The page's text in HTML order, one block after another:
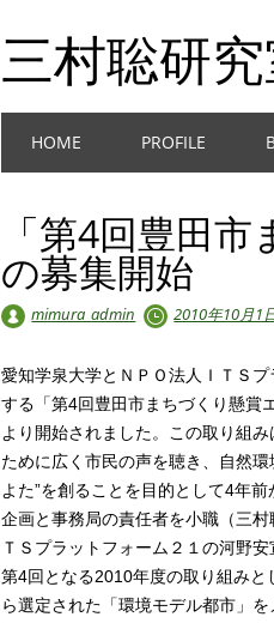
三村聡研
Main menu
HOME PROFILE
「第4回豊田
の募集開始
mimura_admin 2010年10月1
愛知学泉大学とＮＰＯ法人ＩＴＳ
する「第4回豊田市まちづくり懸賞
より開始されました。この取り組
ために広く市民の声を聴き、自然環
よた”を創ることを目的として4年前
企画と事務局の責任者を小職（三村
ＴＳプラットフォーム２１の河野安
第4回となる2010年度の取り組み
ら選定された「環境モデル都市」